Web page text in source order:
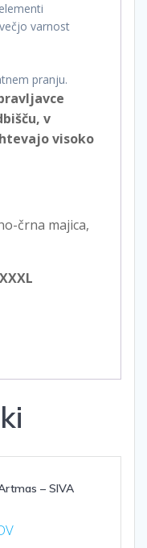
varnost
pranju.
v
visoko
črna majica,
– SIVA